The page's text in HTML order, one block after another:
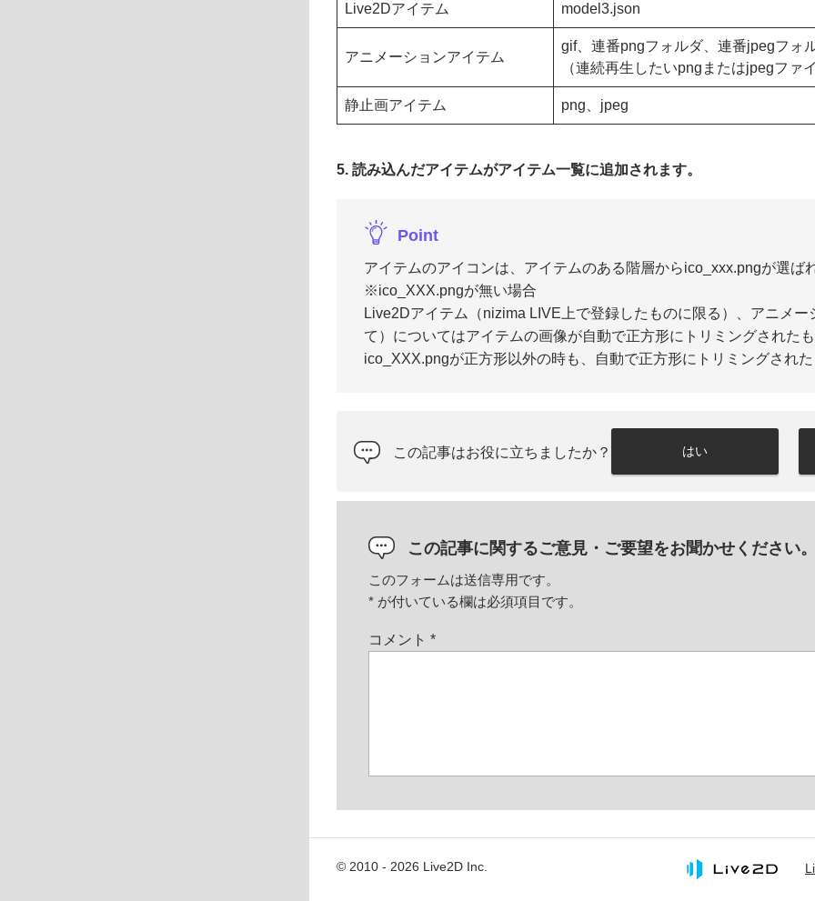
Live2Dアイテム model3.json
アニメーションアイテム
gif、連番pngフォルダ、連番jpegフォ
（連続再生したいpngまたはjpegファ
静止画アイテム png、jpeg
5. 読み込んだアイテムがアイテム一覧に追加されます。
Point
アイテムのアイコンは、アイテムのある階層からico_xxx.pngが選ば
※ico_XXX.pngが無い場合
Live2Dアイテム（nizima LIVE上で登録したものに限る）、アニメ
て）についてはアイテムの画像が自動で正方形にトリミングされた
ico_XXX.pngが正方形以外の時も、自動で正方形にトリミングされ
この記事はお役に立ちましたか？ はい
この記事に関するご意見・ ご要望をお聞かせください
このフォームは送信専用です。
* が付いている欄は必須項目です。
コメント *
© 2010 - 2026 Live2D Inc.